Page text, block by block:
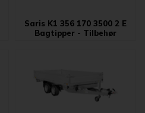
Saris K1 356 170 3500 2 E
Bagtipper - Tilbehør